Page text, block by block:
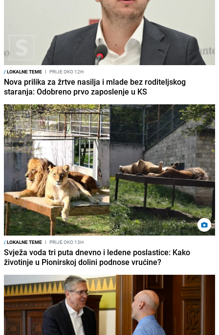
/LOKALNE TEME I PRIJE OKO 12H
Nova prilika za žrtve nasilja i mlade bez roditeljskog
staranja: Odobreno prvo zaposlenje u KS
/LOKALNE TEME I PRIJE OKO 13H
Svježa voda tri puta dnevno i ledene poslastice: Kako
životinje u Pionirskoj dolini podnose vrućine?